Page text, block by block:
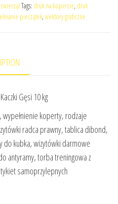
Tags: druk na kopercie, druk
pieczątek, wektory graficzne
Gęsi 10 kg
wypełnienie koperty, rodzaje
radca prawny, tablica dibond,
do kubka, wizytówki darmowe
antyramy, torba treningowa z
samoprzylepnych